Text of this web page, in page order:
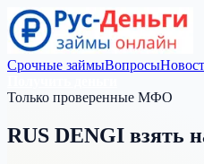
Срочные займыВопросы
Только проверенные МФО
RUS DENGI взять